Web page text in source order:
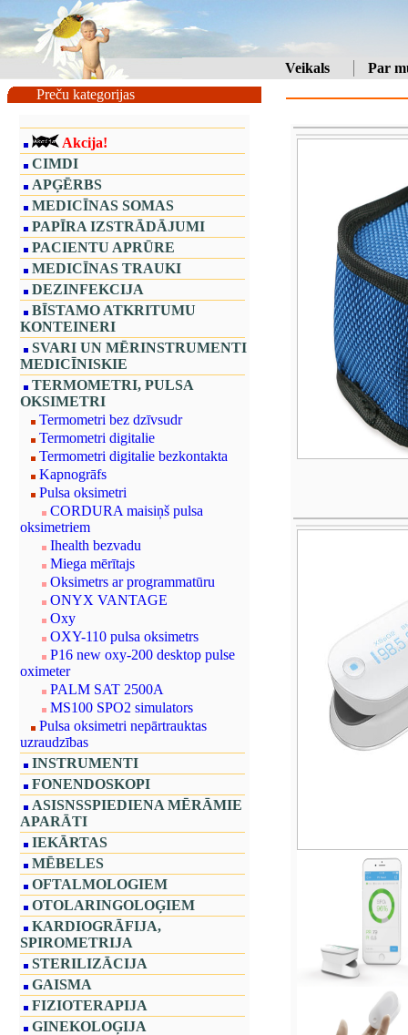
Veikals
Par
Preču kategorijas
Akcija!
CIMDI
APĢĒRBS
MEDICĪNAS SOMAS
PAPĪRA IZSTRĀDĀJUMI
PACIENTU APRŪRE
MEDICĪNAS TRAUKI
DEZINFEKCIJA
BĪSTAMO ATKRITUMU
KONTEINERI
SVARI UN MĒRINSTRUMENTI
MEDICĪNISKIE
TERMOMETRI, PULSA
OKSIMETRI
Termometri bez dzīvsudr
Termometri digitalie
Termometri digitalie bezkontakta
Kapnogrāfs
Pulsa oksimetri
CORDURA maisiņš pulsa
oksimetriem
Ihealth bezvadu
Miega mērītajs
Oksimetrs ar programmatūru
ONYX VANTAGE
Oxy
OXY-110 pulsa oksimetrs
P16 new oxy-200 desktop pulse
oximeter
PALM SAT 2500A
MS100 SPO2 simulators
Pulsa oksimetri nepārtrauktas
uzraudzības
INSTRUMENTI
FONENDOSKOPI
ASISNSSPIEDIENA MĒRĀMIE
APARĀTI
IEKĀRTAS
MĒBELES
OFTALMOLOGIEM
OTOLARINGOLOĢIEM
KARDIOGRĀFIJA,
SPIROMETRIJA
STERILIZĀCIJA
GAISMA
FIZIOTERAPIJA
GINEKOLOĢIJA